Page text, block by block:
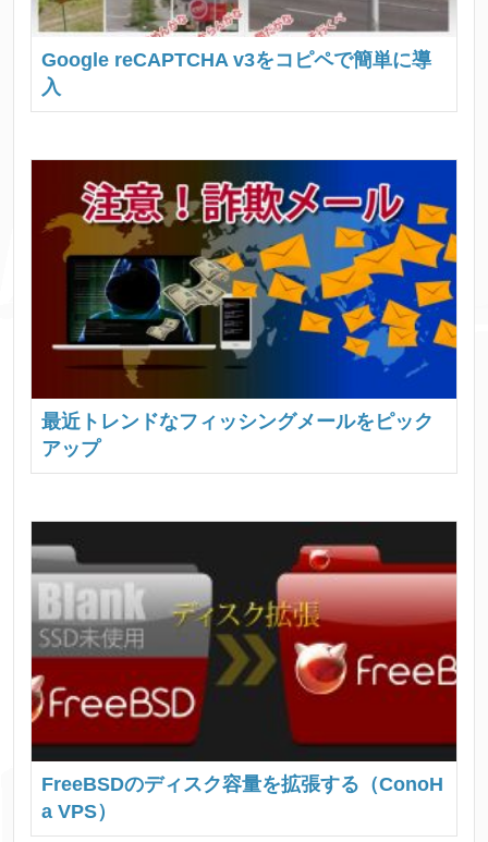
Google reCAPTCHA v3をコピペで簡単に導
入
最近トレンドなフィッシングメールをピック
アップ
FreeBSDのディスク容量を拡張する（ConoH
a VPS）